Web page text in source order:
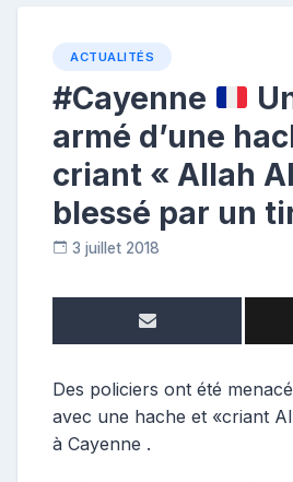
ACTUALITÉS
#Cayenne
armé d’une
criant « Allah
blessé par un
3 juillet 2018
e
t
Des policiers ont été
avec une hache et «criant
à Cayenne .